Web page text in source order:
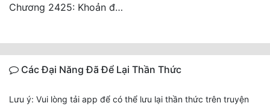
Chương 2425: Khoản đầu tư của Tượng Chủ!! Nỗi nghi hoặc của Tô Bạch!
Các Đại Năng Đã Để Lại Thần Thức
Lưu ý: Vui lòng tải app để có thể lưu lại thần thức trên truyện